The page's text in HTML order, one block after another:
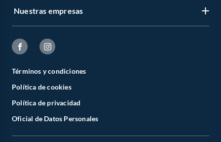
Nuestras empresas
Términos y condiciones
Política de cookies
Política de privacidad
Oficial de Datos Personales